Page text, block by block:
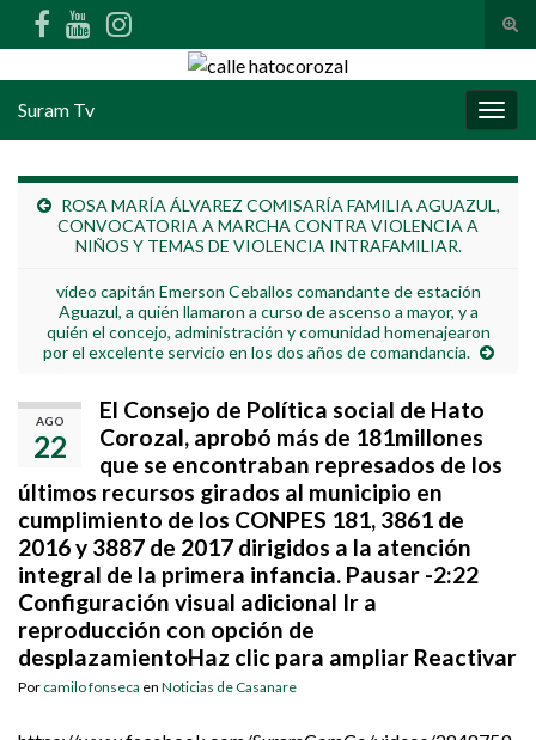
Search for:
Suram Tv
ROSA MARÍA ÁLVAREZ COMISARÍA FAMILIA AGUAZUL,
CONVOCATORIA A MARCHA CONTRA VIOLENCIA A
NIÑOS Y TEMAS DE VIOLENCIA INTRAFAMILIAR.
vídeo capitán Emerson Ceballos comandante de estación
Aguazul, a quién llamaron a curso de ascenso a mayor, y a
quién el concejo, administración y comunidad homenajearon
por el excelente servicio en los dos años de comandancia.
AGO
22
El Consejo de Política social de Hato
Corozal, aprobó más de 181millones
que se encontraban represados de los
últimos recursos girados al municipio en
cumplimiento de los CONPES 181, 3861 de
2016 y 3887 de 2017 dirigidos a la atención
integral de la primera infancia. Pausar -2:22
Configuración visual adicional Ir a
reproducción con opción de
desplazamientoHaz clic para ampliar Reactivar
Por camilo fonseca en Noticias de Casanare